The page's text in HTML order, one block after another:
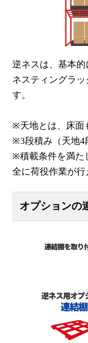
逆ネスは、基本的
ネスティングラ
す。
※天地とは、床面
※3段積み（天地4
※積載条件を満た
全に荷役作業が行
オプションの